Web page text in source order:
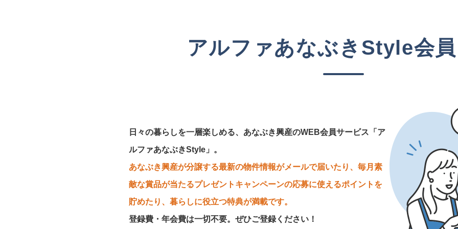
アルファあなぶきStyle会
日々の暮らしを一層楽しめる、あなぶき興産のWEB会員サービス「ア
ルファあなぶきStyle」。
あなぶき興産が分譲する最新の物件情報がメールで届いたり、毎月素
敵な賞品が当たるプレゼントキャンペーンの応募に使えるポイントを
貯めたり、暮らしに役立つ特典が満載です。
登録費・年会費は一切不要。ぜひご登録ください！